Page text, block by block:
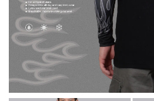
掌套加價購